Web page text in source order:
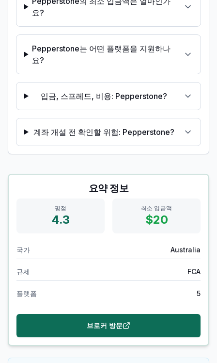
요?
Pepperstone는 어떤 플랫폼을 지원하나
요?
입금, 스프레드, 비용: Pepperstone?
계좌 개설 전 확인할 위험: Pepperstone?
요약 정보
평점
4.3
최소 입금액
$20
국가 Australia
규제 FCA
플랫폼 5
브로커 방문